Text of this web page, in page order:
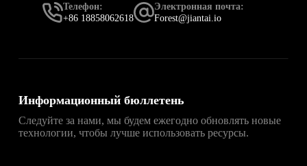
Телефон:
+86 18858062618
Электронная почта:
Forest@jiantai.io
Информационный бюллетень
Следуйте за нами, мы будем ежегодно обновлять новые
технологии, чтобы лучше использовать ресурсы.